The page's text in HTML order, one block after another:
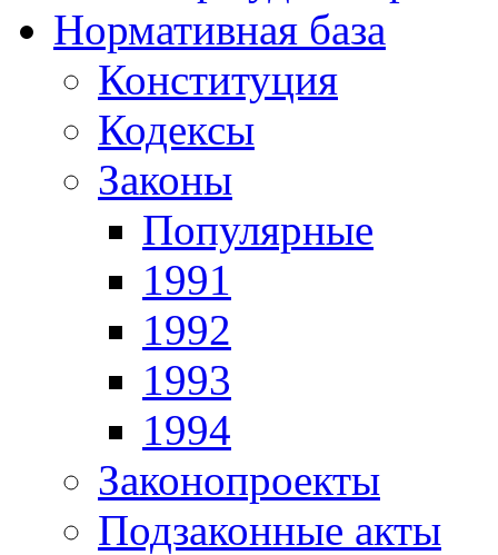
Нормативная база
Конституция
Кодексы
Законы
Популярные
1991
1992
1993
1994
Законопроекты
Подзаконные акты